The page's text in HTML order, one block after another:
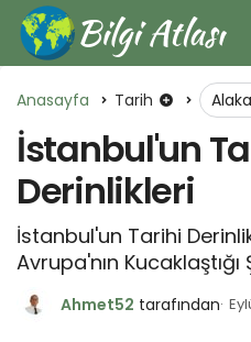
Anasayfa Tarih
İstanbul'un
Derinlikleri
İstanbul'un Tarihi
Avrupa'nın Kucaklaştığı
Ahmet52 tarafından